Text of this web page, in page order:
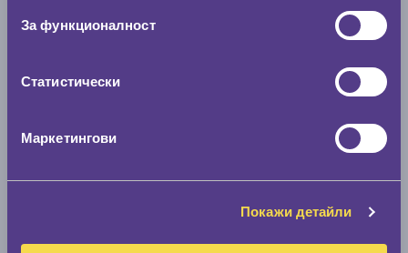
За функционалност
Статистически
Маркетингови
Покажи детайли
71
Доставка от 1 до 2 дни
виж повече